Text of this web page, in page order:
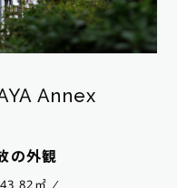
Annex
の外観
㎡